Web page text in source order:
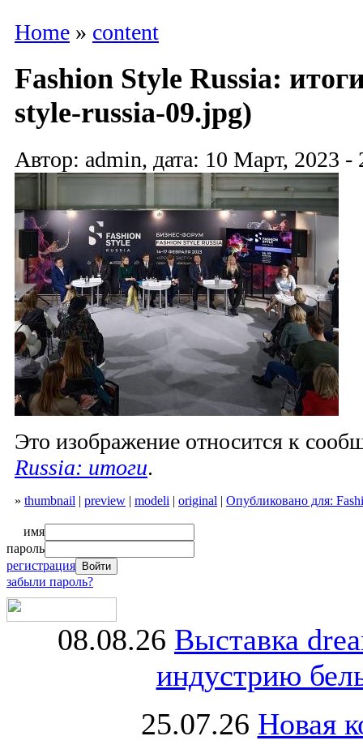
Home » content
Fashion Style Russia:
style-russia-09.jpg)
Автор: admin, дата: 10 Март, 2023 -
Это изображение относится к
Russia: итоги.
» thumbnail | preview | modeli | original | Опубликовано для:
имя
пароль
регистрация
забыли пароль?
08.08.26 Выставка
индустрию
25.07.26 Новая